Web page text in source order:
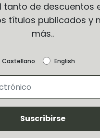
tanto de descuentos
títulos publicados y
más..
Castellano English
Suscribirse